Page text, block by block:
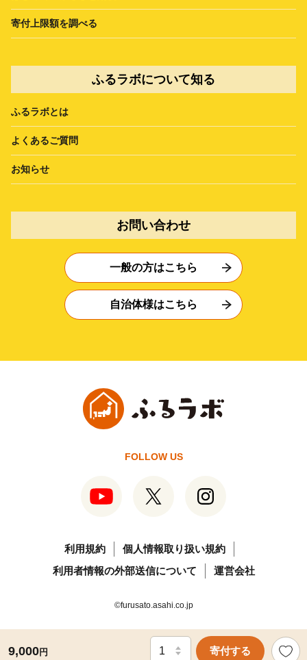
9,000円 寄付する
寄付上限額を調べる
ふるラボについて知る
ふるラボとは
よくあるご質問
お知らせ
お問い合わせ
一般の方はこちら
自治体様はこちら
FOLLOW US
利用規約
個人情報取り扱い規約
利用者情報の外部送信について
運営会社
©furusato.asahi.co.jp